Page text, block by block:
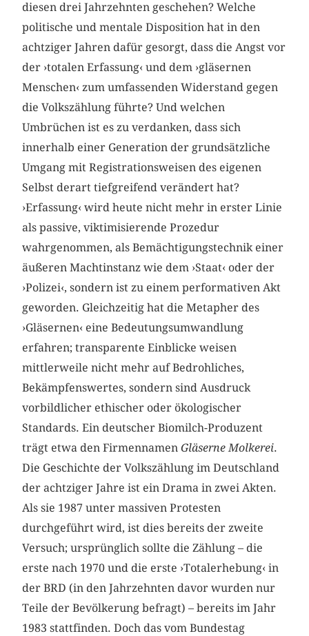
diesen drei Jahrzehnten geschehen? Welche
politische und mentale Disposition hat in den
achtziger Jahren dafür gesorgt, dass die Angst vor
der ›totalen Erfassung‹ und dem ›gläsernen
Menschen‹ zum umfassenden Widerstand gegen
die Volkszählung führte? Und welchen
Umbrüchen ist es zu verdanken, dass sich
innerhalb einer Generation der grundsätzliche
Umgang mit Registrationsweisen des eigenen
Selbst derart tiefgreifend verändert hat?
›Erfassung‹ wird heute nicht mehr in erster Linie
als passive, viktimisierende Prozedur
wahrgenommen, als Bemächtigungstechnik einer
äußeren Machtinstanz wie dem ›Staat‹ oder der
›Polizei‹, sondern ist zu einem performativen Akt
geworden. Gleichzeitig hat die Metapher des
›Gläsernen‹ eine Bedeutungsumwandlung
erfahren; transparente Einblicke weisen
mittlerweile nicht mehr auf Bedrohliches,
Bekämpfenswertes, sondern sind Ausdruck
vorbildlicher ethischer oder ökologischer
Standards. Ein deutscher Biomilch-Produzent
trägt etwa den FirmennamenGläserne Molkerei.
Die Geschichte der Volkszählung im Deutschland
der achtziger Jahre ist ein Drama in zwei Akten.
Als sie 1987 unter massiven Protesten
durchgeführt wird, ist dies bereits der zweite
Versuch; ursprünglich sollte die Zählung – die
erste nach 1970 und die erste ›Totalerhebung‹ in
der BRD (in den Jahrzehnten davor wurden nur
Teile der Bevölkerung befragt) – bereits im Jahr
1983 stattfinden. Doch das vom Bundestag